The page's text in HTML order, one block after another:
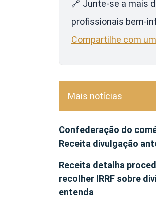
🔗 Junte-se a mais
profissionais bem-
Compartilhe com
Mais notícias
Confederação do
Receita divulgação
Receita detalha
recolher IRRF sobre
entenda